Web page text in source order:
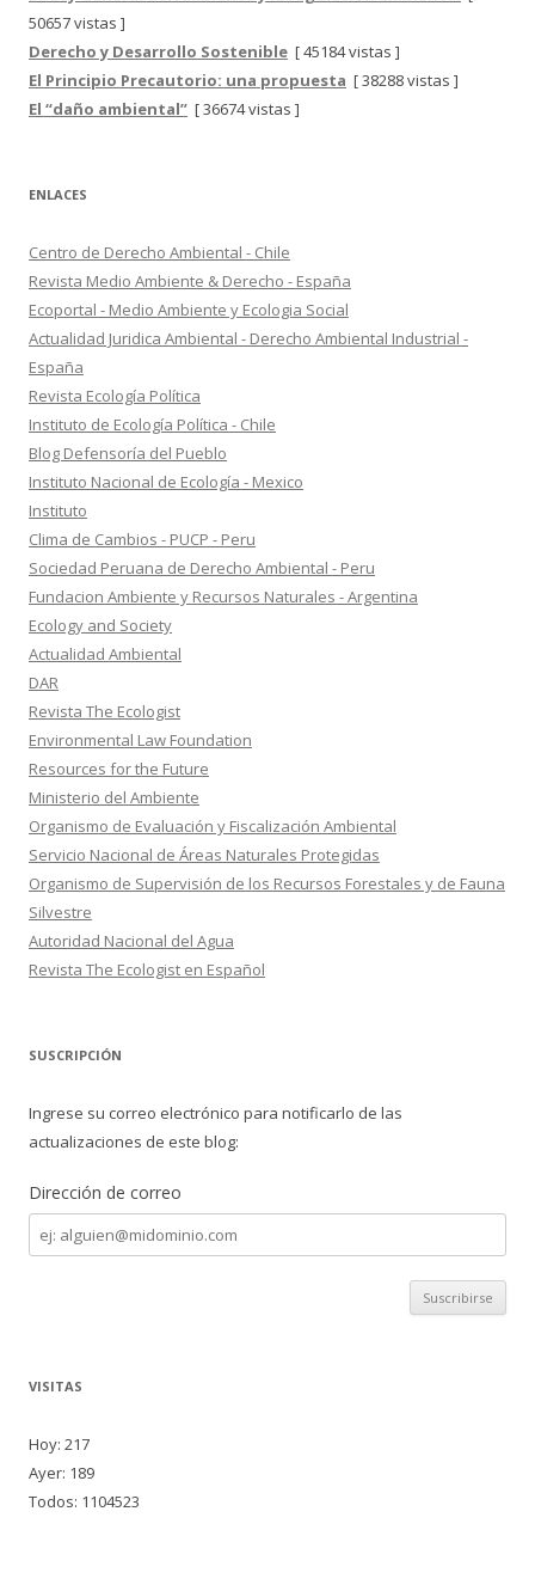
50657 vistas ]
Derecho y Desarrollo Sostenible [ 45184 vistas ]
El Principio Precautorio: una propuesta [ 38288 vistas ]
El “daño ambiental” [ 36674 vistas ]
ENLACES
Centro de Derecho Ambiental - Chile
Revista Medio Ambiente & Derecho - España
Ecoportal - Medio Ambiente y Ecologia Social
Actualidad Juridica Ambiental - Derecho Ambiental Industrial -
España
Revista Ecología Política
Instituto de Ecología Política - Chile
Blog Defensoría del Pueblo
Instituto Nacional de Ecología - Mexico
Instituto
Clima de Cambios - PUCP - Peru
Sociedad Peruana de Derecho Ambiental - Peru
Fundacion Ambiente y Recursos Naturales - Argentina
Ecology and Society
Actualidad Ambiental
DAR
Revista The Ecologist
Environmental Law Foundation
Resources for the Future
Ministerio del Ambiente
Organismo de Evaluación y Fiscalización Ambiental
Servicio Nacional de Áreas Naturales Protegidas
Organismo de Supervisión de los Recursos Forestales y de Fauna
Silvestre
Autoridad Nacional del Agua
Revista The Ecologist en Español
SUSCRIPCIÓN
Ingrese su correo electrónico para notificarlo de las
actualizaciones de este blog:
Dirección de correo
Dirección
de
correo
VISITAS
Hoy: 217
Ayer: 189
Todos: 1104523